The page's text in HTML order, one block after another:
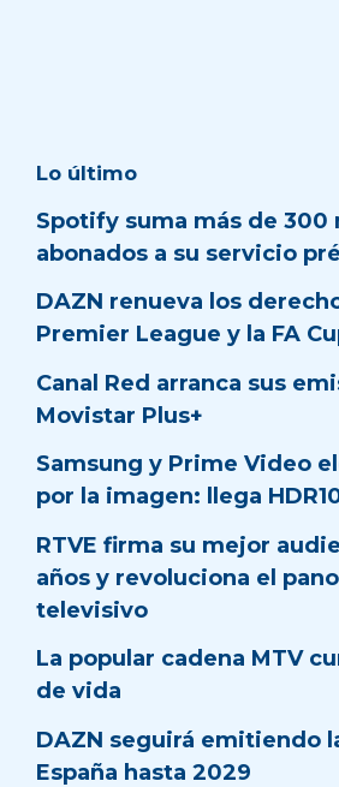
Lo último
Spotify suma más de 300
abonados a su servicio
DAZN renueva los
Premier League y la FA
Canal Red arranca sus
Movistar Plus+
Samsung y Prime Video
por la imagen: llega
RTVE firma su mejor
años y revoluciona el
televisivo
La popular cadena MTV
de vida
DAZN seguirá emitiendo
España hasta 2029